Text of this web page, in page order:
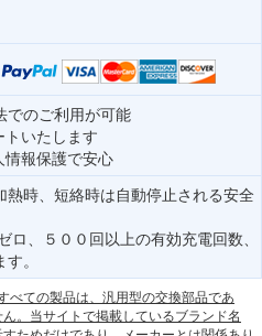
でのご利用が可能
いたします
情報保護で安心
熱時、短絡時は自動停止される安全
ロ、５００回以上の有効充電回数、
。
べての製品は、汎用型の交換部品であ
。当サイトで掲載しているブランド名